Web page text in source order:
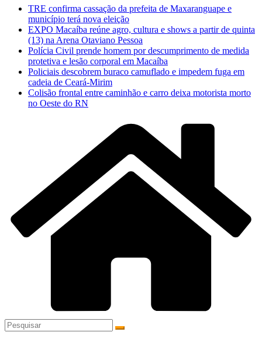
TRE confirma cassação da prefeita de Maxaranguape e
município terá nova eleição
EXPO Macaíba reúne agro, cultura e shows a partir de quinta
(13) na Arena Otaviano Pessoa
Polícia Civil prende homem por descumprimento de medida
protetiva e lesão corporal em Macaíba
Policiais descobrem buraco camuflado e impedem fuga em
cadeia de Ceará-Mirim
Colisão frontal entre caminhão e carro deixa motorista morto
no Oeste do RN